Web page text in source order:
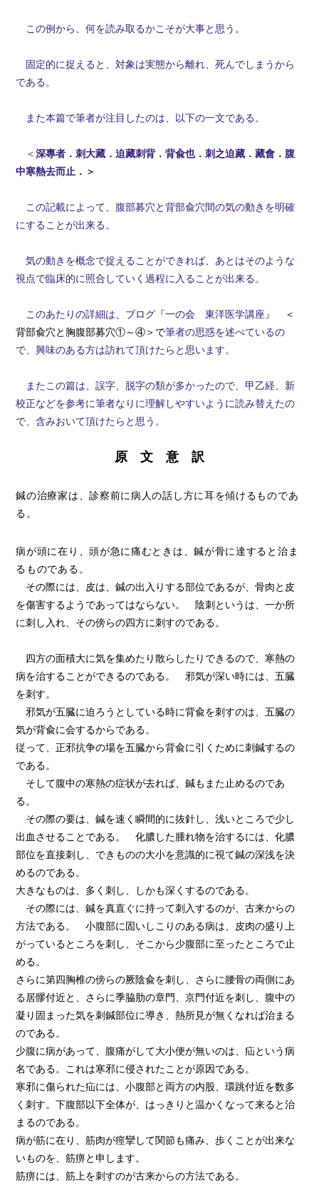
この例から、何を読み取るかこそが大事と思う。
固定的に捉えると、対象は実態から離れ、死んでしまうから
である。
また本篇で筆者が注目したのは、以下の一文である。
＜深專者．刺大藏．迫藏刺背．背兪也．刺之迫藏．藏會．腹
中寒熱去而止．＞
この記載によって、腹部募穴と背部兪穴間の気の動きを明確
にすることが出来る。
気の動きを概念で捉えることができれば、あとはそのような
視点で臨床的に照合していく過程に入ることが出来る。
このあたりの詳細は、ブログ『一の会 東洋医学講座』
＜
背部兪穴と胸腹部募穴①～④＞で筆者の思惑を述べているの
で、興味のある方は訪れて頂けたらと思います。
またこの篇は、誤字、脱字の類が多かったので、甲乙経、新
校正などを参考に筆者なりに理解しやすいように読み替えたの
で、含みおいて頂けたらと思う。
原 文 意 訳
鍼の治療家は、診察前に病人の話し方に耳を傾けるものであ
る。
病が頭に在り、頭が急に痛むときは、鍼が骨に達すると治ま
るものである。
その際には、皮は、鍼の出入りする部位であるが、骨肉と皮
を傷害するようであってはならない。 陰刺というは、一か所
に刺し入れ、その傍らの四方に刺すのである。
四方の面積大に気を集めたり散らしたりできるので、寒熱の
病を治することができるのである。 邪気が深い時には、五臓
を刺す。
邪気が五臓に迫ろうとしている時に背兪を刺すのは、五臓の
気が背兪に会するからである。
従って、正邪抗争の場を五臓から背兪に引くために刺鍼するの
である。
そして腹中の寒熱の症状が去れば、鍼もまた止めるのであ
る。
その際の要は、鍼を速く瞬間的に抜針し、浅いところで少し
出血させることである。 化膿した腫れ物を治するには、化膿
部位を直接刺し、できものの大小を意識的に視て鍼の深浅を決
めるのである。
大きなものは、多く刺し、しかも深くするのである。
その際には、鍼を真直ぐに持って刺入するのが、古来からの
方法である。 小腹部に固いしこりのある病は、皮肉の盛り上
がっているところを刺し、そこから少腹部に至ったところで止
める。
さらに第四胸椎の傍らの厥陰兪を刺し、さらに腰骨の両側にあ
る居髎付近と、さらに季脇肋の章門、京門付近を刺し、腹中の
凝り固まった気を刺鍼部位に導き、熱所見が無くなれば治まる
のである。
少腹に病があって、腹痛がして大小便が無いのは、疝という病
名である。これは寒邪に侵されたことが原因である。
寒邪に傷られた疝には、小腹部と両方の内股、環跳付近を数多
く刺す。下腹部以下全体が、はっきりと温かくなって来ると治
まるのである。
病が筋に在り、筋肉が痙攣して関節も痛み、歩くことが出来な
いものを、筋痹と申します。
筋痹には、筋上を刺すのが古来からの方法である。